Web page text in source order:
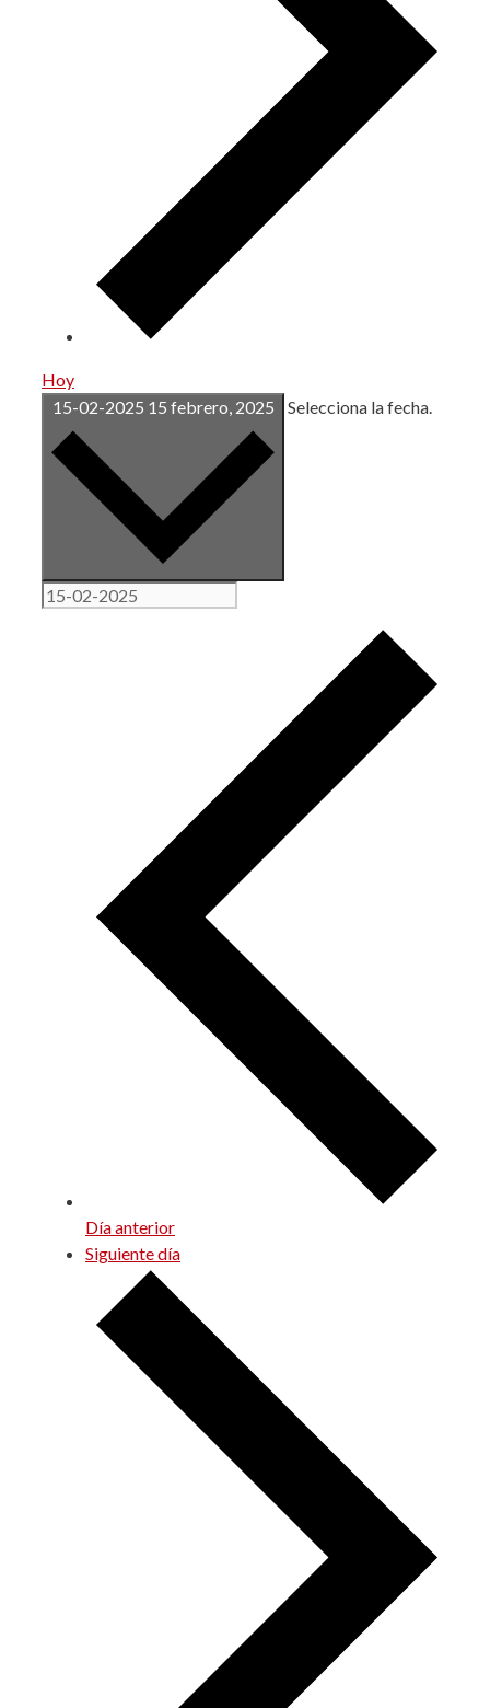
Hoy
15-02-2025 15 febrero, 2025 Selecciona la fecha.
Día anterior
Siguiente día